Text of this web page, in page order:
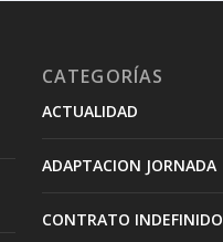
CATEGORÍAS
ACTUALIDAD
ADAPTACION JORNADA
CONTRATO INDEFINIDO